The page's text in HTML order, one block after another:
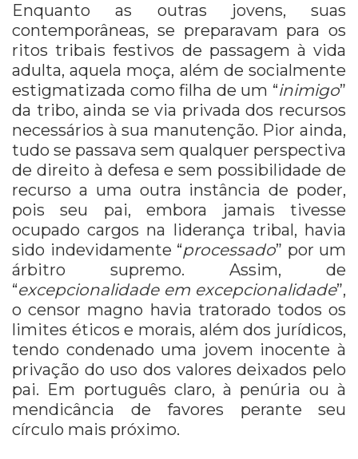
Enquanto as outras jovens, suas
contemporâneas, se preparavam para os
ritos tribais festivos de passagem à vida
adulta, aquela moça, além de socialmente
estigmatizada como filha de um “inimigo”
da tribo, ainda se via privada dos recursos
necessários à sua manutenção. Pior ainda,
tudo se passava sem qualquer perspectiva
de direito à defesa e sem possibilidade de
recurso a uma outra instância de poder,
pois seu pai, embora jamais tivesse
ocupado cargos na liderança tribal, havia
sido indevidamente “processado” por um
árbitro supremo. Assim, de
“excepcionalidade em excepcionalidade”,
o censor magno havia tratorado todos os
limites éticos e morais, além dos jurídicos,
tendo condenado uma jovem inocente à
privação do uso dos valores deixados pelo
pai. Em português claro, à penúria ou à
mendicância de favores perante seu
círculo mais próximo.